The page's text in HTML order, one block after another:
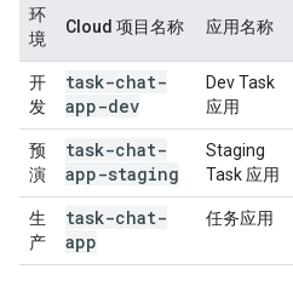
环
境
Cloud 项目名称 应用名称
开
发
task-chat-
app-dev
Dev Task
应用
预
演
task-chat-
app-staging
Staging
Task 应用
生
产
task-chat-
app
任务应用